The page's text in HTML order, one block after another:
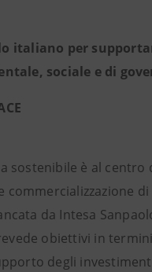
italiano per
sociale e di
sostenibile è al
commercializzazione
da Intesa
obiettivi in
degli